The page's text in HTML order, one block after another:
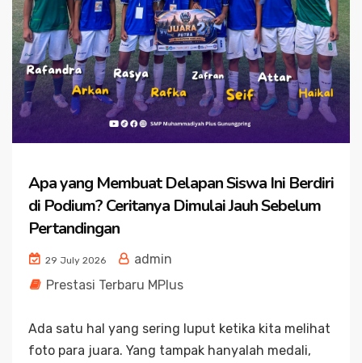
Apa yang Membuat Delapan Siswa Ini Berdiri
di Podium? Ceritanya Dimulai Jauh Sebelum
Pertandingan
29 July 2026
admin
Prestasi Terbaru MPlus
Ada satu hal yang sering luput ketika kita melihat
foto para juara. Yang tampak hanyalah medali,